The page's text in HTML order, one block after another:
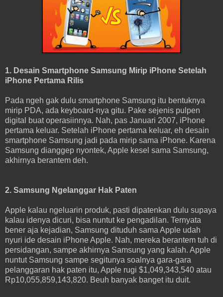
1. Desain Smartphone Samsung Mirip iPhone Setelah
iPhone Pertama Rilis
Pada ngeh gak dulu smartphone Samsung itu bentuknya
mirip PDA, ada keyboard-nya gitu. Pake sejenis pulpen
digital buat operasiinnya. Nah, pas Januari 2007, iPhone
pertama keluar. Setelah iPhone pertama keluar, eh desain
smartphone Samsung jadi pada mirip sama iPhone. Karena
Samsung dianggep nyontek, Apple kesel sama Samsung,
akhirnya berantem deh.
2. Samsung Ngelanggar Hak Paten
Apple kalau ngeluarin produk, pasti dipatenkan dulu supaya
kalau idenya dicuri, bisa nuntut ke pengadilan. Ternyata
bener aja kejadian, Samsung dituduh sama Apple udah
nyuri ide desain iPhone Apple. Nah, mereka berantem tuh di
persidangan, sampe akhirnya Samsung yang kalah. Apple
nuntut Samsung sampe segitunya soalnya gara-gara
pelanggaran hak paten itu, Apple rugi $1,049,343,540 atau
Rp10,055,859,143,820. Beuh banyak banget itu duit.